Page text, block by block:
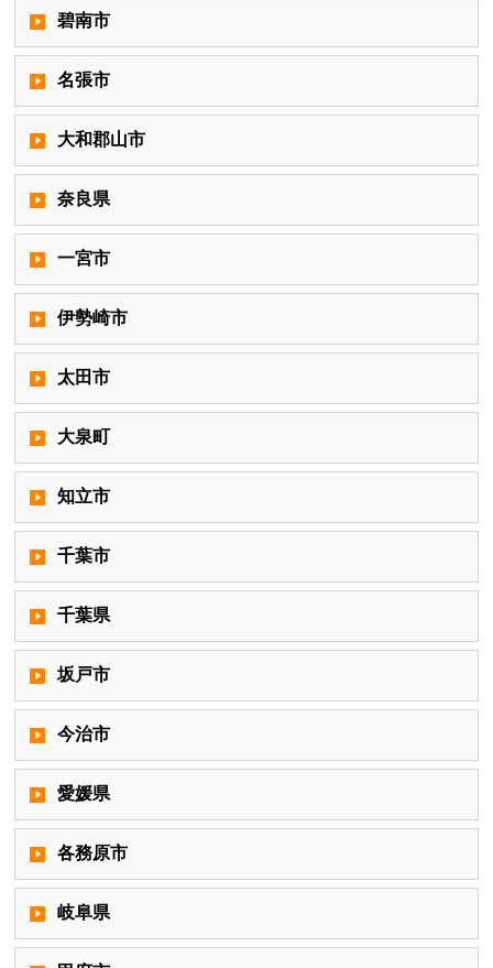
碧南市
名張市
大和郡山市
奈良県
一宮市
伊勢崎市
太田市
大泉町
知立市
千葉市
千葉県
坂戸市
今治市
愛媛県
各務原市
岐阜県